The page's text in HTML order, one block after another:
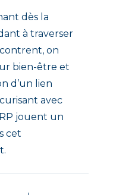
dès la
à traverser
on
bien-être et
d’un lien
avec
jouent un
cet